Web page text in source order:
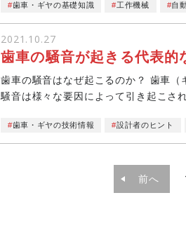
歯車・ギヤの基礎知識 工作機械 自
2021.10.27
歯車の騒音が起きる代表的
歯車の騒音はなぜ起こるのか？ 歯車（ギ
騒音は様々な要因によって引き起こさ
歯車・ギヤの技術情報 設計者のヒント
前へ